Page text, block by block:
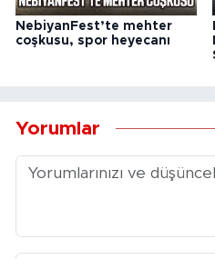
NebiyanFest’te mehter
coşkusu, spor heyecanı
Yorumlar